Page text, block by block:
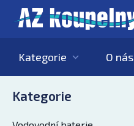
Kategorie O nás
Kategorie